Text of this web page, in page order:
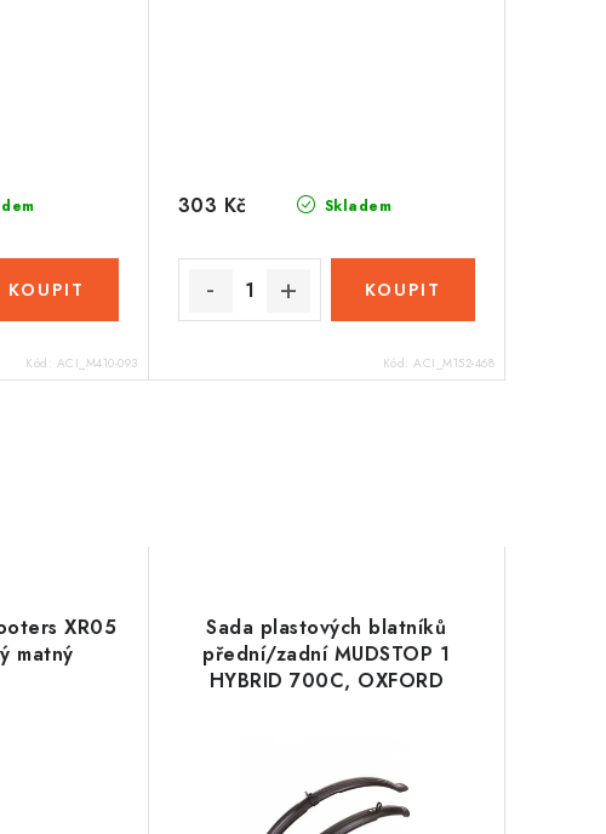
Kód: ACI_M410-093
Skladem
303 Kč
Kód: ACI_M152-468
XR05
matný
Sada plastových blatníků
přední/zadní MUDSTOP 1
HYBRID 700C, OXFORD